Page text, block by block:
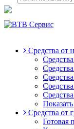
Средства от
Средства от
Готовая